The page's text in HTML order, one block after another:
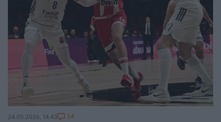
24.05.2026, 14:43 54